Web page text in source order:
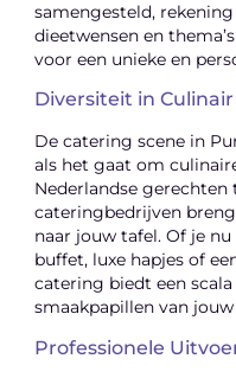
samengesteld,
dieetwensen en
voor een unieke en
Diversiteit in
De catering scene in
als het gaat om
Nederlandse
cateringbedrijven
naar jouw tafel. Of je
buffet, luxe hapjes of
catering biedt een
smaakpapillen van
Professionele